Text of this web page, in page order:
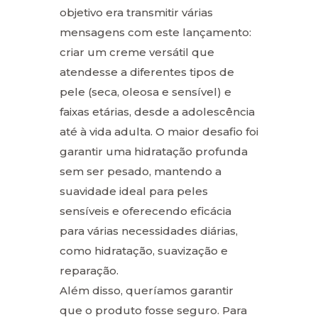
objetivo era transmitir várias
mensagens com este lançamento:
criar um creme versátil que
atendesse a diferentes tipos de
pele (seca, oleosa e sensível) e
faixas etárias, desde a adolescência
até à vida adulta. O maior desafio foi
garantir uma hidratação profunda
sem ser pesado, mantendo a
suavidade ideal para peles
sensíveis e oferecendo eficácia
para várias necessidades diárias,
como hidratação, suavização e
reparação.
Além disso, queríamos garantir
que o produto fosse seguro. Para